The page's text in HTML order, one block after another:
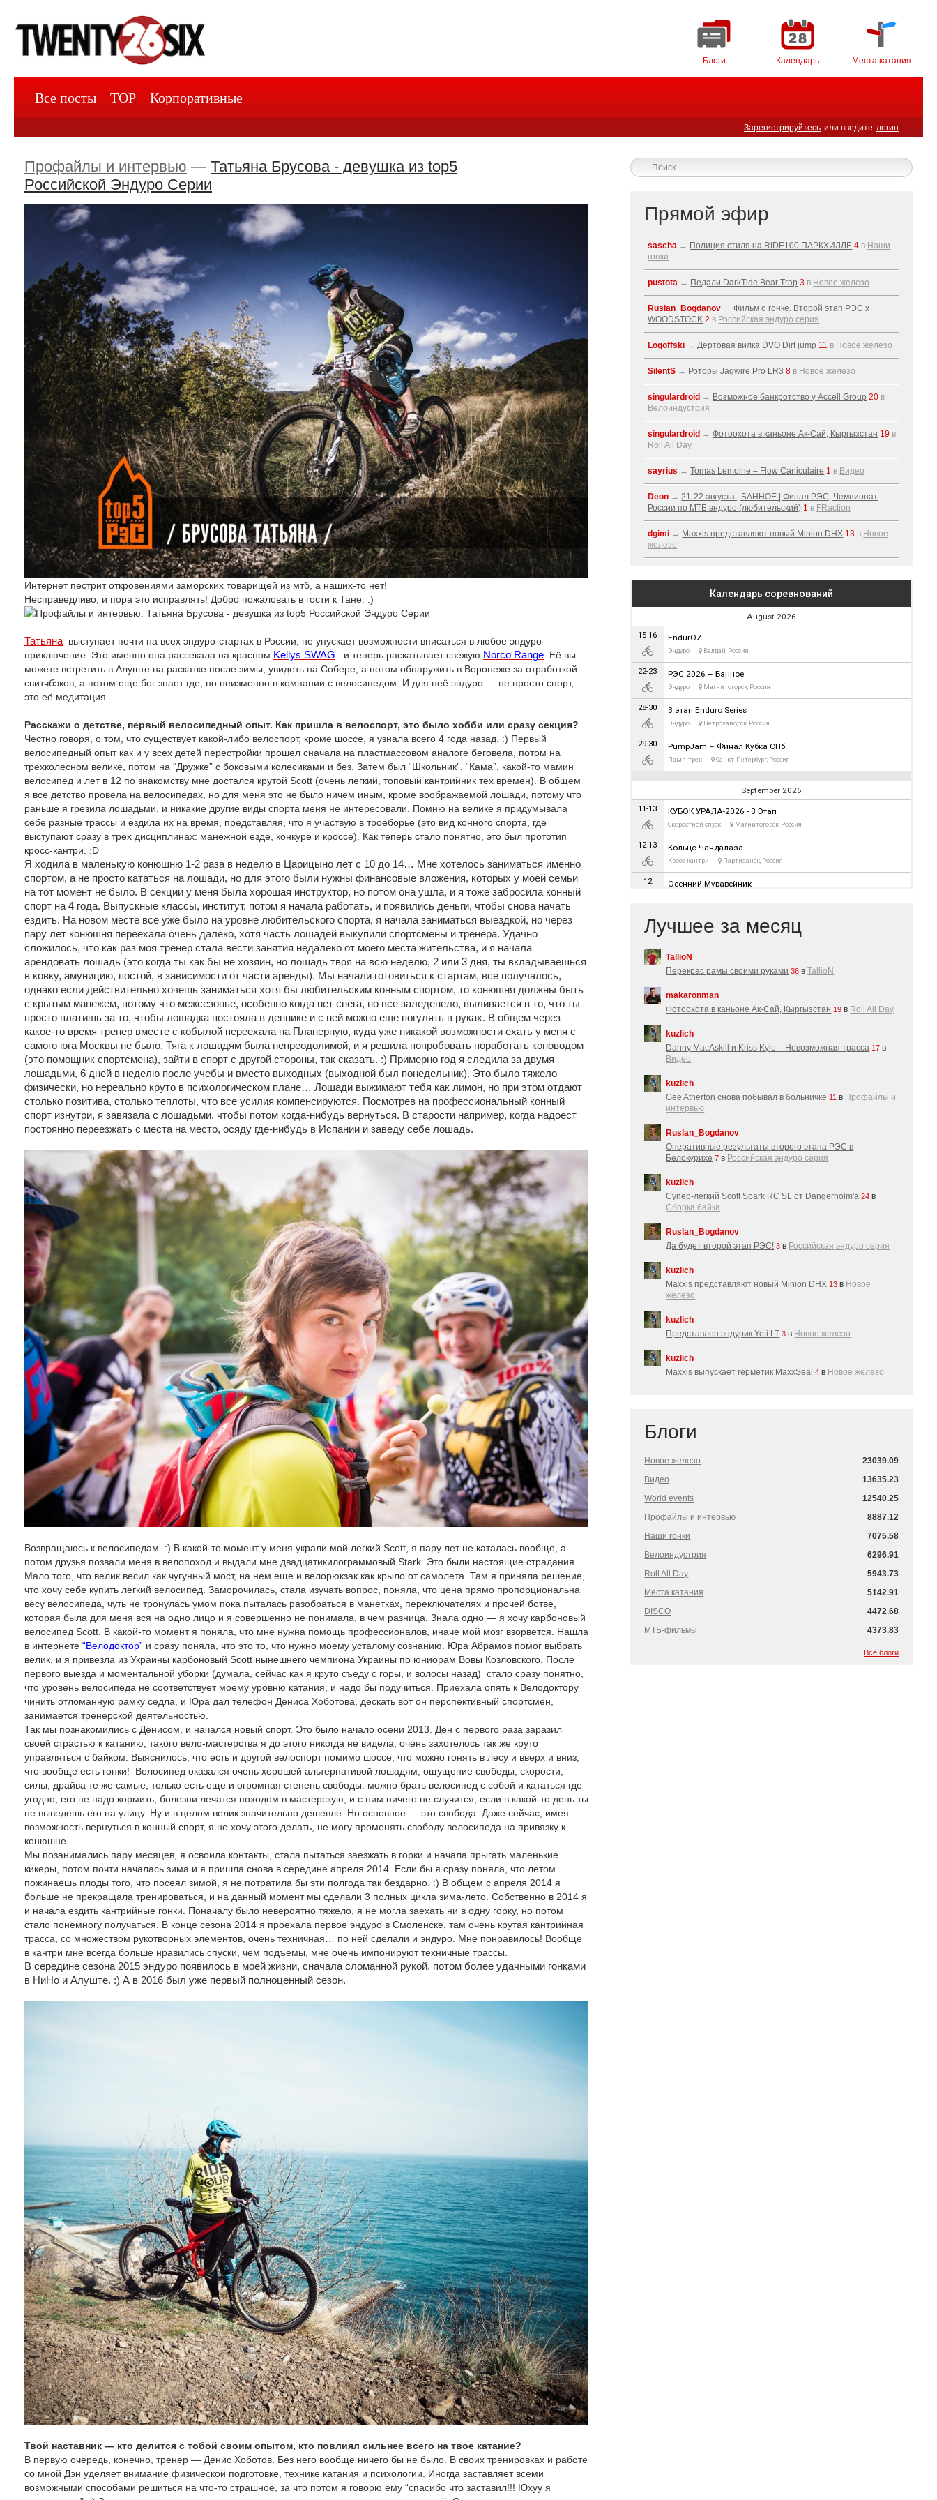
Блоги Календарь Места катания
Зарегистрируйтесь или введите логин
Все посты TOP Корпоративные
Профайлы и интервью — Татьяна Брусова - девушка из top5
Российской Эндуро Серии
Интернет пестрит откровениями заморских товарищей из мтб, а наших-то нет!
Несправедливо, и пора это исправлять! Добро пожаловать в гости к Тане. :)
Татьяна выступает почти на всех эндуро-стартах в России, не упускает возможности вписаться в любое эндуро-
приключение. Это именно она рассекала на красном Kellys SWAG и теперь раскатывает свежую Norco Range . Её вы
можете встретить в Алуште на раскатке после зимы, увидеть на Собере, а потом обнаружить в Воронеже за отработкой
свитчбэков, а потом еще бог знает где, но неизменно в компании с велосипедом. И для неё эндуро — не просто спорт,
это её медитация.
Расскажи о детстве, первый велосипедный опыт. Как пришла в велоспорт, это было хобби или сразу секция?
Честно говоря, о том, что существует какой-либо велоспорт, кроме шоссе, я узнала всего 4 года назад. :) Первый
велосипедный опыт как и у всех детей перестройки прошел сначала на пластмассовом аналоге беговела, потом на
трехколесном велике, потом на “Дружке” с боковыми колесиками и без. Затем был “Школьник”, “Кама”, какой-то мамин
велосипед и лет в 12 по знакомству мне достался крутой Scott (очень легкий, топовый кантрийник тех времен). В общем
я все детство провела на велосипедах, но для меня это не было ничем иным, кроме воображаемой лошади, потому что
раньше я грезила лошадьми, и никакие другие виды спорта меня не интересовали. Помню на велике я придумывала
себе разные трассы и ездила их на время, представляя, что я участвую в троеборье (это вид конного спорта, где
выступают сразу в трех дисциплинах: манежной езде, конкуре и кроссе). Как теперь стало понятно, это был прототип
кросс-кантри. :D
Я ходила в маленькую конюшню 1-2 раза в неделю в Царицыно лет с 10 до 14… Мне хотелось заниматься именно
спортом, а не просто кататься на лошади, но для этого были нужны финансовые вложения, которых у моей семьи
на тот момент не было. В секции у меня была хорошая инструктор, но потом она ушла, и я тоже забросила конный
спорт на 4 года. Выпускные классы, институт, потом я начала работать, и появились деньги, чтобы снова начать
ездить. На новом месте все уже было на уровне любительского спорта, я начала заниматься выездкой, но через
пару лет конюшня переехала очень далеко, хотя часть лошадей выкупили спортсмены и тренера. Удачно
сложилось, что как раз моя тренер стала вести занятия недалеко от моего места жительства, и я начала
арендовать лошадь (это когда ты как бы не хозяин, но лошадь твоя на всю неделю, 2 или 3 дня, ты вкладываешься
в ковку, амуницию, постой, в зависимости от части аренды). Мы начали готовиться к стартам, все получалось,
однако если действительно хочешь заниматься хотя бы любительским конным спортом, то конюшня должны быть
с крытым манежем, потому что межсезонье, особенно когда нет снега, но все заледенело, выливается в то, что ты
просто платишь за то, чтобы лошадка постояла в деннике и с ней можно еще погулять в руках. В общем через
какое-то время тренер вместе с кобылой переехала на Планерную, куда уже никакой возможности ехать у меня с
самого юга Москвы не было. Тяга к лошадям была непреодолимой, и я решила попробовать поработать коноводом
(это помощник спортсмена), зайти в спорт с другой стороны, так сказать. :) Примерно год я следила за двумя
лошадьми, 6 дней в неделю после учебы и вместо выходных (выходной был понедельник). Это было тяжело
физически, но нереально круто в психологическом плане… Лошади выжимают тебя как лимон, но при этом отдают
столько позитива, столько теплоты, что все усилия компенсируются. Посмотрев на профессиональный конный
спорт изнутри, я завязала с лошадьми, чтобы потом когда-нибудь вернуться. В старости например, когда надоест
постоянно переезжать с места на место, осяду где-нибудь в Испании и заведу себе лошадь.
Возвращаюсь к велосипедам. :) В какой-то момент у меня украли мой легкий Scott, я пару лет не каталась вообще, а
потом друзья позвали меня в велопоход и выдали мне двадцатикилограммовый Stark. Это были настоящие страдания.
Мало того, что велик весил как чугунный мост, на нем еще и велорюкзак как крыло от самолета. Там я приняла решение,
что хочу себе купить легкий велосипед. Заморочилась, стала изучать вопрос, поняла, что цена прямо пропорциональна
весу велосипеда, чуть не тронулась умом пока пыталась разобраться в манетках, переключателях и прочей ботве,
которая была для меня вся на одно лицо и я совершенно не понимала, в чем разница. Знала одно — я хочу карбоновый
велосипед Scott. В какой-то момент я поняла, что мне нужна помощь профессионалов, иначе мой мозг взорвется. Нашла
в интернете “Велодоктор” и сразу поняла, что это то, что нужно моему усталому сознанию. Юра Абрамов помог выбрать
велик, и я привезла из Украины карбоновый Scott нынешнего чемпиона Украины по юниорам Вовы Козловского. После
первого выезда и моментальной уборки (думала, сейчас как я круто съеду с горы, и волосы назад) стало сразу понятно,
что уровень велосипеда не соответствует моему уровню катания, и надо бы подучиться. Приехала опять к Велодоктору
чинить отломанную рамку седла, и Юра дал телефон Дениса Хоботова, дескать вот он перспективный спортсмен,
занимается тренерской деятельностью.
Так мы познакомились с Денисом, и начался новый спорт. Это было начало осени 2013. Ден с первого раза заразил
своей страстью к катанию, такого вело-мастерства я до этого никогда не видела, очень захотелось так же круто
управляться с байком. Выяснилось, что есть и другой велоспорт помимо шоссе, что можно гонять в лесу и вверх и вниз,
что вообще есть гонки! Велосипед оказался очень хорошей альтернативой лошадям, ощущение свободы, скорости,
силы, драйва те же самые, только есть еще и огромная степень свободы: можно брать велосипед с собой и кататься где
угодно, его не надо кормить, болезни лечатся походом в мастерскую, и с ним ничего не случится, если в какой-то день ты
не выведешь его на улицу. Ну и в целом велик значительно дешевле. Но основное — это свобода. Даже сейчас, имея
возможность вернуться в конный спорт, я не хочу этого делать, не могу променять свободу велосипеда на привязку к
конюшне.
Мы позанимались пару месяцев, я освоила контакты, стала пытаться заезжать в горки и начала прыгать маленькие
кикеры, потом почти началась зима и я пришла снова в середине апреля 2014. Если бы я сразу поняла, что летом
пожинаешь плоды того, что посеял зимой, я не потратила бы эти полгода так бездарно. :) В общем с апреля 2014 я
больше не прекращала тренироваться, и на данный момент мы сделали 3 полных цикла зима-лето. Собственно в 2014 я
и начала ездить кантрийные гонки. Поначалу было невероятно тяжело, я не могла заехать ни в одну горку, но потом
стало понемногу получаться. В конце сезона 2014 я проехала первое эндуро в Смоленске, там очень крутая кантрийная
трасса, со множеством рукотворных элементов, очень техничная… по ней сделали и эндуро. Мне понравилось! Вообще
в кантри мне всегда больше нравились спуски, чем подъемы, мне очень импонируют техничные трассы.
В середине сезона 2015 эндуро появилось в моей жизни, сначала сломанной рукой, потом более удачными гонками
в НиНо и Алуште. :) А в 2016 был уже первый полноценный сезон.
Твой наставник — кто делится с тобой своим опытом, кто повлиял сильнее всего на твое катание?
В первую очередь, конечно, тренер — Денис Хоботов. Без него вообще ничего бы не было. В своих тренировках и работе
со мной Дэн уделяет внимание физической подготовке, технике катания и психологии. Иногда заставляет всеми
возможными способами решиться на что-то страшное, за что потом я говорю ему “спасибо что заставил!!! Юхуу я
Прямой эфир
sascha → Полиция стиля на RIDE100 ПАРКХИЛЛЕ 4 в Наши
гонки
pustota → Педали DarkTide Bear Trap 3 в Новое железо
Ruslan_Bogdanov →Фильм о гонке. Второй этап РЭС x
WOODSTOCK 2 в Российская эндуро серия
Logoffski →Дёртовая вилка DVO Dirt jump 11 в Новое железо
SilentS → Роторы Jagwire Pro LR3 8 в Новое железо
singulardroid → Возможное банкротство у Accell Group 20 в
Велоиндустрия
singulardroid →Фотоохота в каньоне Ак-Cай, Кыргызстан 19 в
Roll All Day
sayrius →Tomas Lemoine – Flow Caniculaire 1 в Видео
Deon →21-22 августа | БАННОЕ | Финал РЭС, Чемпионат
России по МТБ эндуро (любительский) 1 в FRaction
dgimi → Maxxis представляют новый Minion DHX 13 в Новое
железо
Лучшее за месяц
TallioN
Перекрас рамы своими руками 36 вTallioN
makaronman
Фотоохота в каньоне Ак-Cай, Кыргызстан 19 в Roll All Day
kuzlich
Danny MacAskill и Kriss Kyle – Невозможная трасса 17 в
Видео
kuzlich
Gee Atherton снова побывал в больничке 11 в Профайлы и
интервью
Ruslan_Bogdanov
Оперативные результаты второго этапа РЭС в
Белокурихе 7 в Российская эндуро серия
kuzlich
Супер-лёгкий Scott Spark RC SL от Dangerholm'a 24 в
Сборка байка
Ruslan_Bogdanov
Да будет второй этап РЭС! 3 в Российская эндуро серия
kuzlich
Maxxis представляют новый Minion DHX 13 в Новое
железо
kuzlich
Представлен эндурик Yeti LT 3 в Новое железо
kuzlich
Maxxis выпускает герметик MaxxSeal 4 в Новое железо
Блоги
Новое железо
23039.09
Видео
13635.23
World events
12540.25
Профайлы и интервью
8887.12
Наши гонки
7075.58
Велоиндустрия
6296.91
Roll All Day
5943.73
Места катания
5142.91
DISCO
4472.68
МТБ-фильмы
4373.83
Все блоги